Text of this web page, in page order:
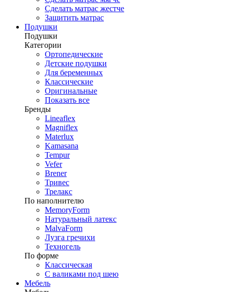
Сделать матрас жестче
Защитить матрас
Подушки
Подушки
Категории
Ортопедические
Детские подушки
Для беременных
Классические
Оригинальные
Показать все
Бренды
Lineaflex
Magniflex
Materlux
Kamasana
Tempur
Vefer
Brener
Тривес
Трелакс
По наполнителю
MemoryForm
Натуральный латекс
MalvaForm
Лузга гречихи
Техногель
По форме
Классическая
С валиками под шею
Мебель